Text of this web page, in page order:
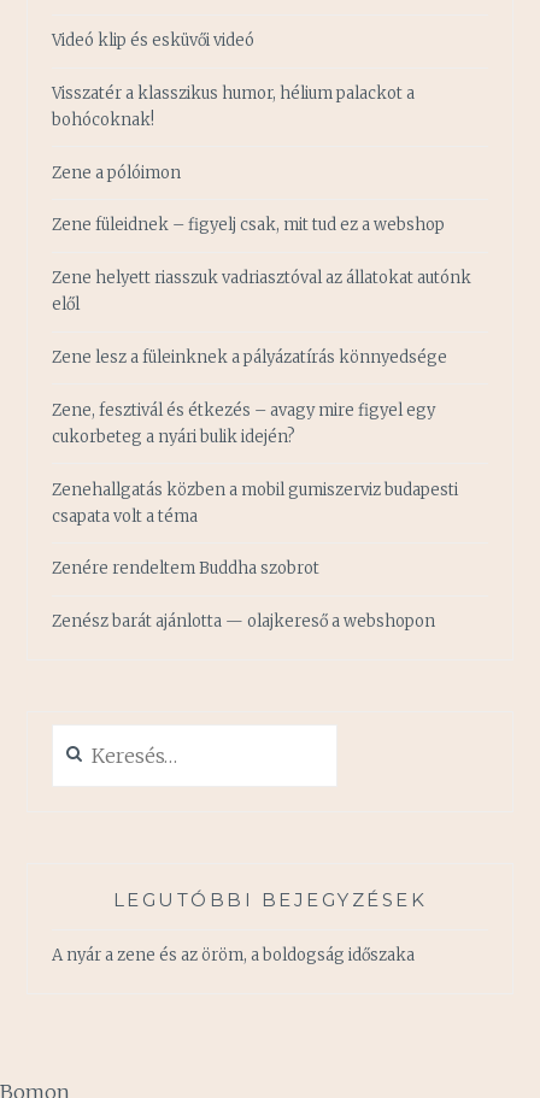
Videó klip és esküvői videó
Visszatér a klasszikus humor, hélium palackot a
bohócoknak!
Zene a pólóimon
Zene füleidnek – figyelj csak, mit tud ez a webshop
Zene helyett riasszuk vadriasztóval az állatokat autónk
elől
Zene lesz a füleinknek a pályázatírás könnyedsége
Zene, fesztivál és étkezés – avagy mire figyel egy
cukorbeteg a nyári bulik idején?
Zenehallgatás közben a mobil gumiszerviz budapesti
csapata volt a téma
Zenére rendeltem Buddha szobrot
Zenész barát ajánlotta — olajkereső a webshopon
LEGUTÓBBI BEJEGYZÉSEK
A nyár a zene és az öröm, a boldogság időszaka
Bomon